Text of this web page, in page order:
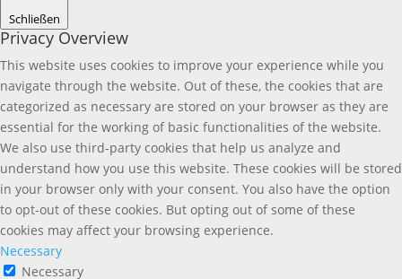
Schließen
Privacy Overview
This website uses cookies to improve your experience while you
navigate through the website. Out of these, the cookies that are
categorized as necessary are stored on your browser as they are
essential for the working of basic functionalities of the website.
We also use third-party cookies that help us analyze and
understand how you use this website. These cookies will be stored
in your browser only with your consent. You also have the option
to opt-out of these cookies. But opting out of some of these
cookies may affect your browsing experience.
Necessary
Necessary